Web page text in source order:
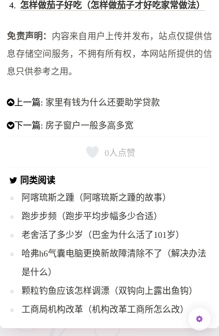
怎样做茄子好吃（怎样做茄子才好吃家常做法）
免责声明： 内容来自用户上传并发布，站点仅提供信
息存储空间服务，不拥有所有权，本网站所提供的信
息只供参考之用。
上一篇: 家里有钱为什么还要助学贷款
下一篇: 房子窗户一般多高多宽
0人点赞
同类阅读
阿喀琉斯之踵（阿喀琉斯之踵的故事）
跑步步频（跑步平均步幅多少合适）
老舍活了多少岁（巴金为什么活了101岁）
哈弗h6气囊电脑更换新故障清除不了（解决办法
是什么）
颗粒钓鱼应该怎样调漂（双钩向上露出鱼钩）
工商局机构改革（机构改革工商所怎么改）